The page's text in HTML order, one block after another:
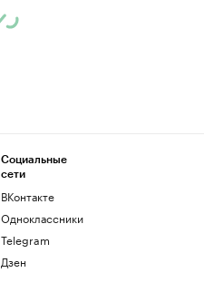
Социальные
сети
ВКонтакте
Одноклассники
Telegram
Дзен